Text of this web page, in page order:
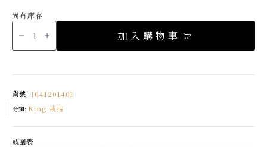
尚有庫存
Make
wish
鑽
(金)
加入購物車
貨號: 1041201401
分類: Ring 戒指
戒圍表